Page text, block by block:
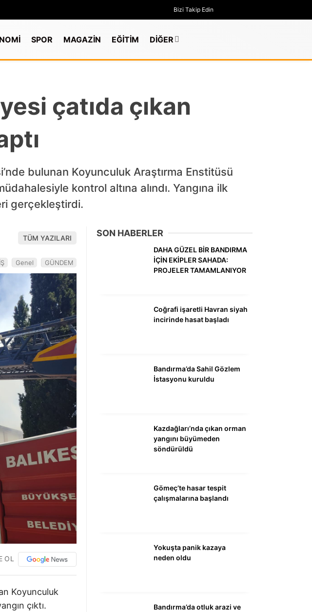
EKONOMİ
EĞİTİM
Bizi Takip Edin
SPOR MAGAZİN EĞİTİM DİĞER
çatıda çıkan
bulunan Koyunculuk Araştırma Enstitüsü
kontrol altına alındı. Yangına ilk
gerçekleştirdi.
TÜM YAZILARI
Genel GÜNDEM
OL
Koyunculuk
çıktı.
SON HABERLER
DAHA GÜZEL BİR BANDIRMA
İÇİN EKİPLER SAHADA:
PROJELER TAMAMLANIYOR
Coğrafi işaretli Havran siyah
incirinde hasat başladı
Bandırma’da Sahil Gözlem
İstasyonu kuruldu
Kazdağları’nda çıkan orman
yangını büyümeden
söndürüldü
Gömeç’te hasar tespit
çalışmalarına başlandı
Yokuşta panik kazaya
neden oldu
Bandırma’da otluk arazi ve